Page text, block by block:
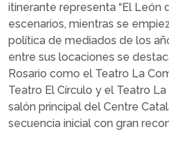
itinerante representa “El León
escenarios, mientras se
política de mediados de los
entre sus locaciones se
Rosario como el Teatro La
Teatro El Círculo y el Teatro
salón principal del Centre
secuencia inicial con gran